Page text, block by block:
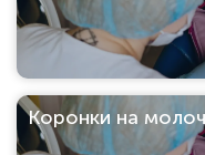
Коронки на